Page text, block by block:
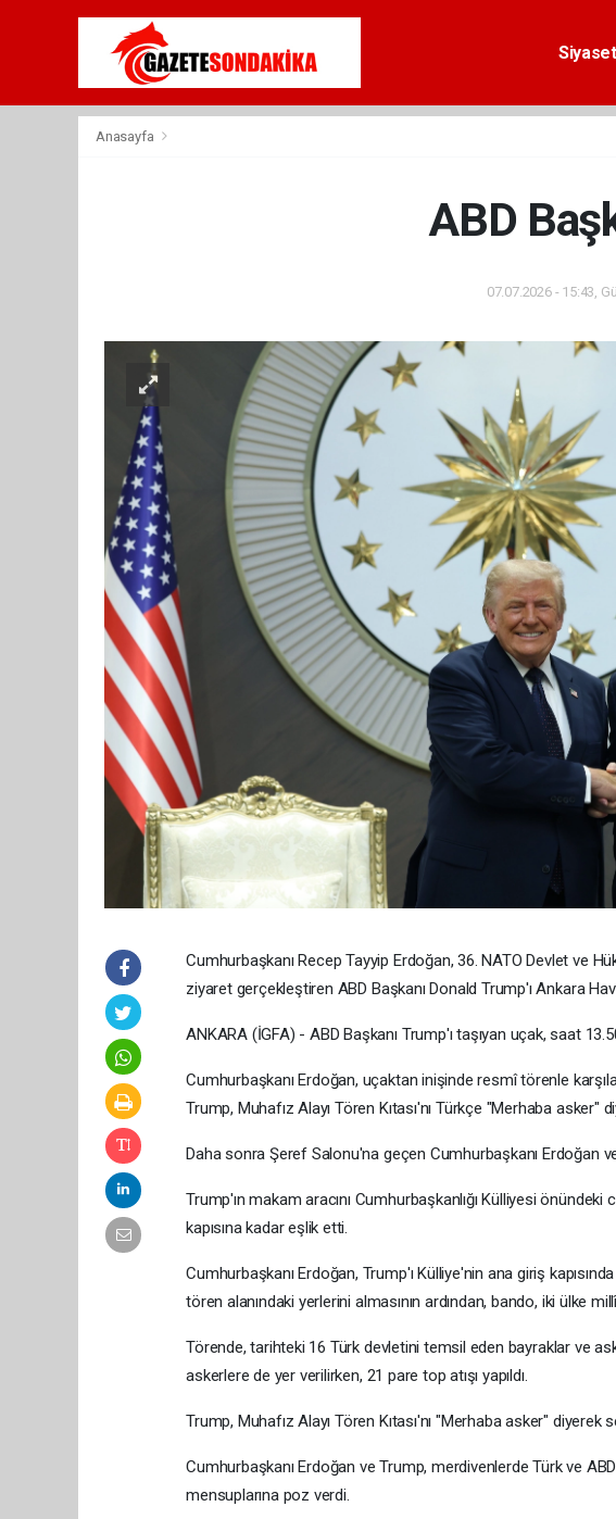
Siyaset
Anasayfa
ABD
07.07.2026 - 15:43,
Cumhurbaşkanı Recep Tayyip Erdoğan, 36. NATO Devlet ve
ziyaret gerçekleştiren ABD Başkanı Donald Trump'ı Ankara
ANKARA (İGFA) - ABD Başkanı Trump'ı taşıyan uçak, saat
Cumhurbaşkanı Erdoğan, uçaktan inişinde resmî törenle
Trump, Muhafız Alayı Tören Kıtası'nı Türkçe "Merhaba asker"
Daha sonra Şeref Salonu'na geçen Cumhurbaşkanı Erdoğan
Trump'ın makam aracını Cumhurbaşkanlığı Külliyesi
kapısına kadar eşlik etti.
Cumhurbaşkanı Erdoğan, Trump'ı Külliye'nin ana giriş
tören alanındaki yerlerini almasının ardından, bando, iki ülke millî
Törende, tarihteki 16 Türk devletini temsil eden bayraklar ve
askerlere de yer verilirken, 21 pare top atışı yapıldı.
Trump, Muhafız Alayı Tören Kıtası'nı "Merhaba asker" diyerek
Cumhurbaşkanı Erdoğan ve Trump, merdivenlerde Türk ve
mensuplarına poz verdi.